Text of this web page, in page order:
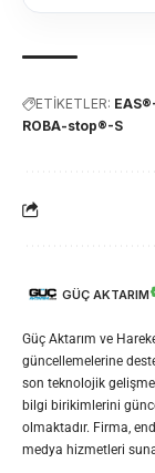
ETİKETLER:
ROBA-stop®-S
GÜÇ AKTARIM
Güç Aktarım ve
güncellemelerine
son teknolojik
bilgi birikimlerini
olmaktadır. Firma,
medya hizmetleri